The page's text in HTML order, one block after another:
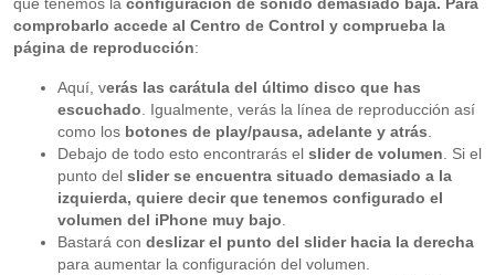
comprobarlo accede al Centro de Control y comprueba la
página de reproducción:
Aquí, verás las carátula del último disco que has
escuchado . Igualmente, verás la línea de reproducción así
como los botones de play/pausa, adelante y atrás
Debajo de todo esto encontrarás elslider de volumen . Si el
punto del slider se encuentra situado demasiado a la
izquierda, quiere decir que tenemos configurado el
volumen del iPhone muy bajo
Bastará con deslizar el punto del slider hacia la derecha
para aumentar la configuración del volumen.